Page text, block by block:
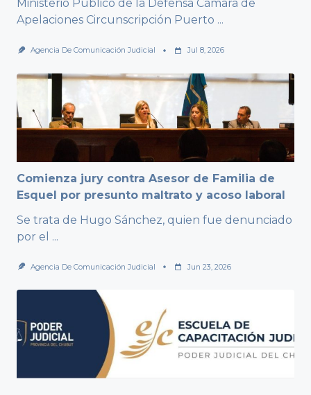
Ministerio Público de la Defensa Cámara de
Apelaciones Circunscripción Puerto ...
Agencia De Comunicación Judicial Jul 8, 2026
Comienza jury contra Asesor de Familia de
Esquel por presunto maltrato y acoso laboral
Se trata de Hugo Sánchez, quien fue denunciado
por el ...
Agencia De Comunicación Judicial Jun 23, 2026